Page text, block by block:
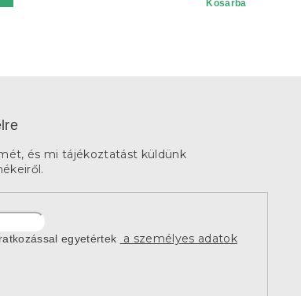
Kosárba
és mi tájékoztatást küldünk
egyetértek
a személyes adatok